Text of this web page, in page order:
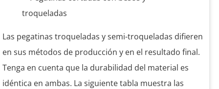
Las pegatinas troqueladas y semi-troqueladas difieren
en sus métodos de producción y en el resultado final.
Tenga en cuenta que la durabilidad del material es
idéntica en ambas. La siguiente tabla muestra las